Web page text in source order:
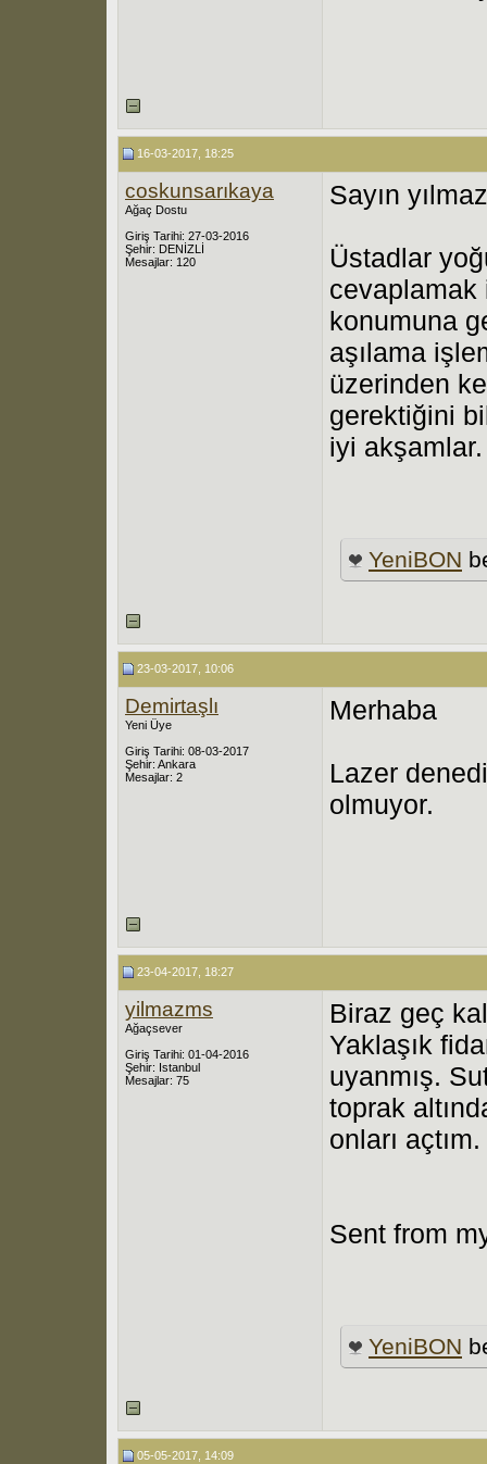
16-03-2017, 18:25
coskunsarıkaya
Ağaç Dostu
Giriş Tarihi: 27-03-2016
Şehir: DENİZLİ
Mesajlar: 120
Sayın
Üstadlar
cevaplamak
konumuna
aşılama
üzerinden
gerektiğini
iyi akşamlar.
YeniBON
23-03-2017, 10:06
Demirtaşlı
Yeni Üye
Giriş Tarihi: 08-03-2017
Şehir: Ankara
Mesajlar: 2
Merhaba
Lazer
olmuyor.
23-04-2017, 18:27
yilmazms
Ağaçsever
Giriş Tarihi: 01-04-2016
Şehir: Istanbul
Mesajlar: 75
Biraz geç
Yaklaşık
uyanmış.
toprak
onları
Sent from
YeniBON
05-05-2017, 14:09